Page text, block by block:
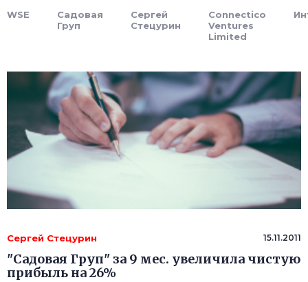
WSE
Садовая
Груп
Сергей
Стецурин
Conneсtico
Ventures
Limited
Сергей Стецурин 15.11.2011
"Садовая Груп" за 9 мес. увеличила чистую
прибыль на 26%